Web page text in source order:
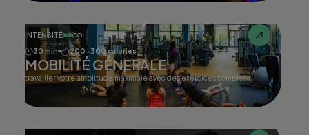
INTENSITÉ
30 min
200-300 calories
MOBILITÉ GÉNERALE
travailler votre amplitude maximale avec des exercices complets.
Tester ce cours